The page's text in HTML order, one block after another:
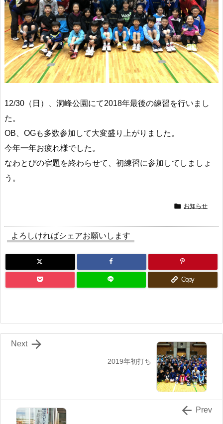
12/30（日）、洞峰公園にて2018年最後の練習を行いまし
た。
OB、OGも多数参加して大変盛り上がりました。
今年一年お疲れ様でした。
なわとびの宿題を終わらせて、初練習に参加してしましょ
う。
 お知らせ
よろしければシェアお願いします
Copy
2019年初打ち

Next
 Prev